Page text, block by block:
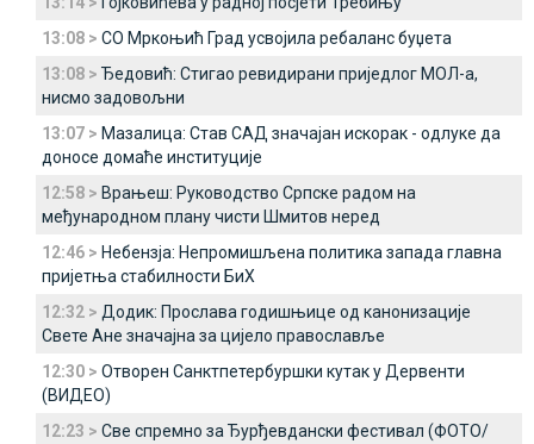
13:08 > СО Мркоњић Град усвојила ребаланс буџета
13:08 > Ђедовић: Стигао ревидирани приједлог МОЛ-а,
нисмо задовољни
13:07 > Мазалица: Став САД значајан искорак - одлуке да
доносе домаће институције
12:58 > Врањеш: Руководство Српске радом на
међународном плану чисти Шмитов неред
12:46 > Небензја: Непромишљена политика запада главна
пријетња стабилности БиХ
12:32 > Додик: Прослава годишњице од канонизације
Свете Ане значајна за цијело православље
12:30 > Отворен Санктпетербуршки кутак у Дервенти
(ВИДЕО)
12:23 > Све спремно за Ђурђевдански фестивал (ФОТО/